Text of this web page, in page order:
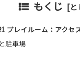
もくじ
プレイルーム：アクセ
駐車場